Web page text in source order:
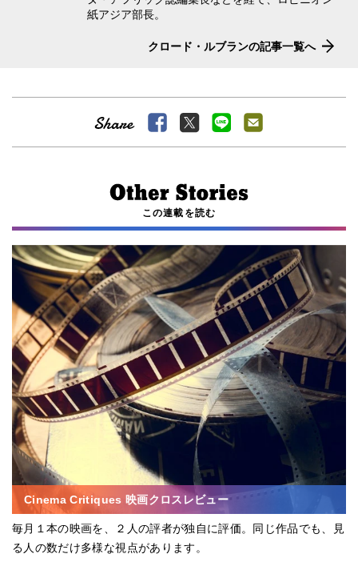
紙アジア部長。
クロード・ルブランの記事一覧へ
この連載を読む
Cinema Critiques 映画クロスレビュー
毎月１本の映画を、２人の評者が独自に評価。同じ作品でも、見
る人の数だけ多様な視点があります。